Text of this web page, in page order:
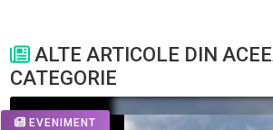
ALTE ARTICOLE DIN
CATEGORIE
EVENIMENT